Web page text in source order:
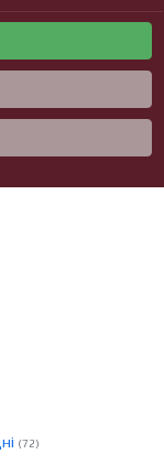
(72)